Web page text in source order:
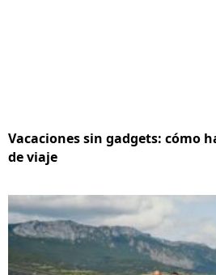
Vacaciones sin gadgets: cómo
de viaje